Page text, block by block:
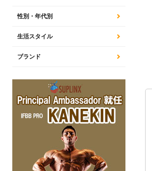
性別・年代別
生活スタイル
ブランド